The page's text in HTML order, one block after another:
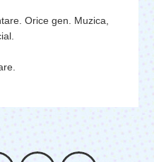
Orice gen. Muzica,